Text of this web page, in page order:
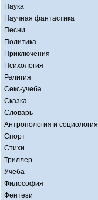
Наука
Научная фантастика
Песни
Политика
Приключения
Психология
Религия
Секс-учеба
Сказка
Словарь
Антропология и социология
Спорт
Стихи
Триллер
Учеба
Философия
Фентези